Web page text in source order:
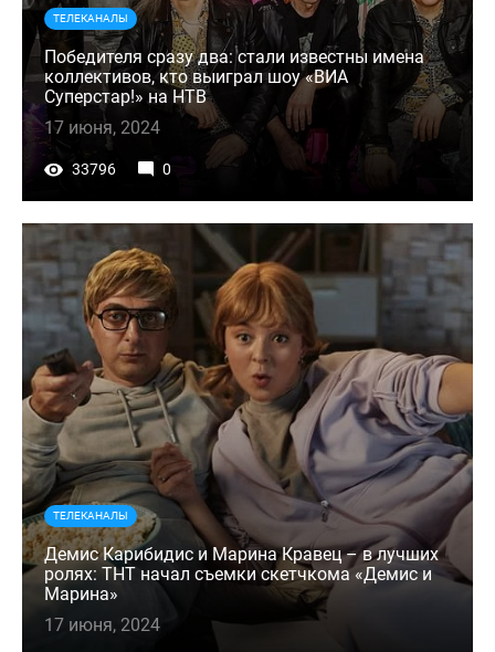
ТЕЛЕКАНАЛЫ
Победителя сразу два: стали известны имена
коллективов, кто выиграл шоу «ВИА
Суперстар!» на НТВ
17 июня, 2024
33796 0
ТЕЛЕКАНАЛЫ
Демис Карибидис и Марина Кравец – в лучших
ролях: ТНТ начал съемки скетчкома «Демис и
Марина»
17 июня, 2024